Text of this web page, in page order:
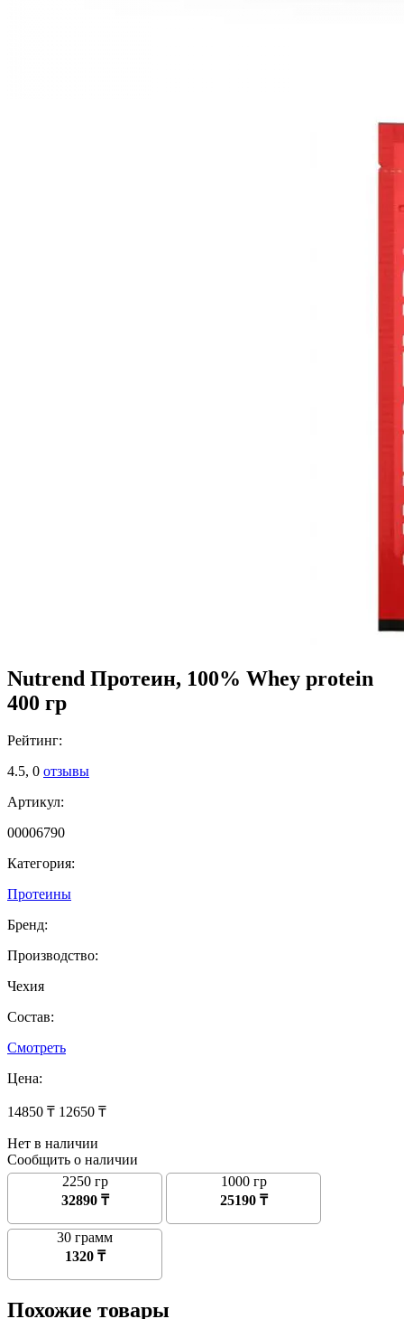
Nutrend Протеин, 100% Whey protein
400 гр
Рейтинг:
4.5, 0 отзывы
Артикул:
00006790
Категория:
Протеины
Бренд:
Производство:
Чехия
Состав:
Смотреть
Цена:
14850 ₸ 12650 ₸
Нет в наличии
Сообщить о наличии
2250 гр
32890 ₸
1000 гр
25190 ₸
30 грамм
1320 ₸
Похожие товары